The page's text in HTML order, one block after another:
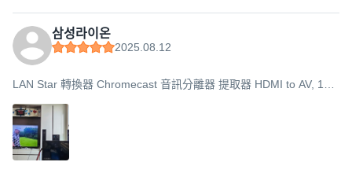
삼성라이온
2025.08.12
LAN Star 轉換器 Chromecast 音訊分離器 提取器 HDMI to AV, 1個,